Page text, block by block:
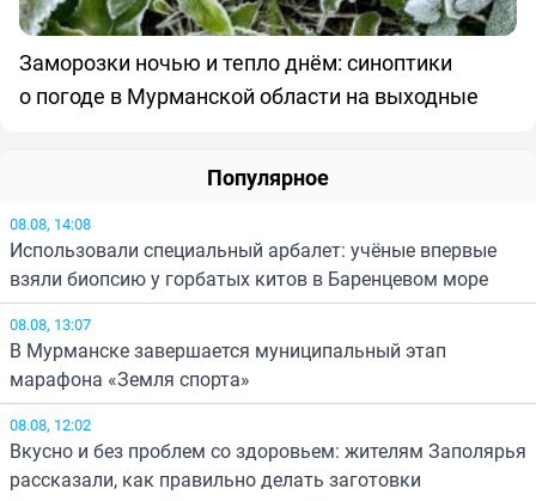
Заморозки ночью и тепло днём: синоптики
о погоде в Мурманской области на выходные
Популярное
08.08, 14:08
Использовали специальный арбалет: учёные впервые
взяли биопсию у горбатых китов в Баренцевом море
08.08, 13:07
В Мурманске завершается муниципальный этап
марафона «Земля спорта»
08.08, 12:02
Вкусно и без проблем со здоровьем: жителям Заполярья
рассказали, как правильно делать заготовки